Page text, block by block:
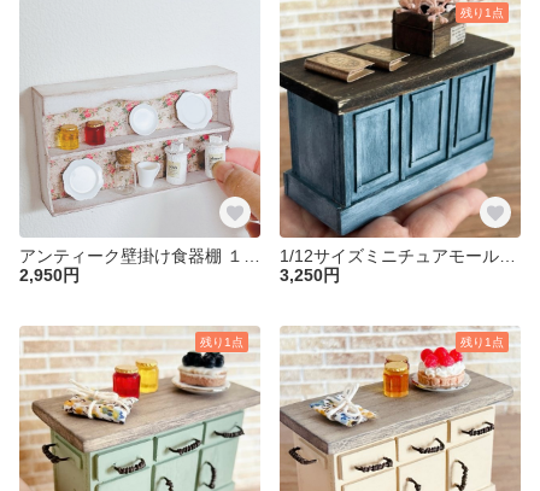
2,950円
残り1点
3,250円
残り1点 残り1点